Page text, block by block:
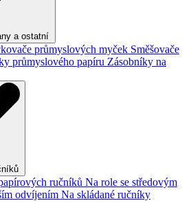
a ostatní
průmyslových myček Směšovače
průmyslového papíru Zásobníky na
ručníků Na role se středovým
odvíjením Na skládané ručníky